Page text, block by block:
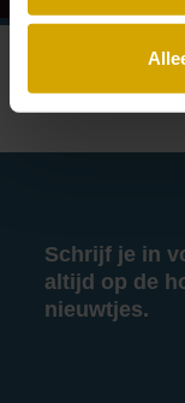
Schrijf je in
altijd op de
nieuwtjes.